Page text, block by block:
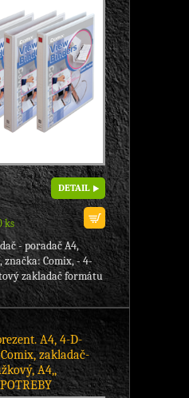
ks
DETAIL
- poradač A4,
Comix, - 4-
zakladač formátu
A4, 4-D-
zakladač-
A4,,